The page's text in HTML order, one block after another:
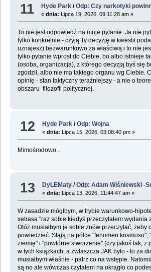
11 Hyde Park /Odp: Czy narkotyki
«dnia: Lipca 19, 2026, 09:11:28 am »
To nie jest odpowiedź na moje pytanie. Ja nie
tylko konkretnie - czyją Ty decyzję w kwestii
uznajesz) bezwarunkowo za właściwą i to nie
tylko pytanie wprost do Ciebie, bo albo istnieje
(osoba, organizacja), z którego decyzją byś się
zgodził, albo nie ma takiego organu wg Ciebie.
opinię - stan faktyczny teraźniejszy - a nie o
obszaru filozofii politycznej.
12 Hyde Park /Odp: Wojna
«dnia: Lipca 15, 2026, 03:08:40 pm »
Mimośrodowo...
13 DyLEMaty /Odp: Adam Wiśniewski -
«dnia: Lipca 13, 2026, 11:44:47 am »
W zasadzie mógłbym, w trybie warunkowo-
xetrasa "raz sobie kiedyś przeczytałem wydania
Otóż musiałbym je sobie znów przeczytać, żeby
powiedzieć. Stąją na półce "fenomen kosmosu",
ziemię" i "powtórne stworzenie" (czy jakoś tak, z
w tych książkach, a zwłaszcza JAK było - to za
musiałbym właśnie - patrz co na wstępie.
są no ale wówczas czytałem na okrągło co